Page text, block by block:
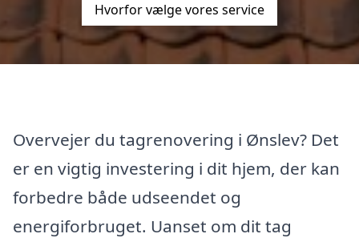
Hvorfor vælge vores service
Overvejer du tagrenovering i Ønslev? Det
er en vigtig investering i dit hjem, der kan
forbedre både udseendet og
energiforbruget. Uanset om dit tag